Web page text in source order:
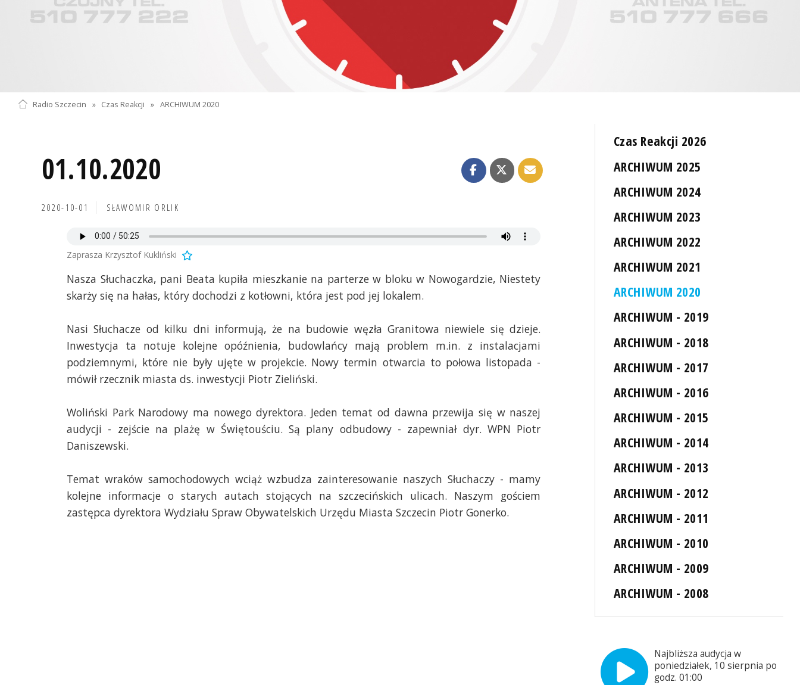
Radio Szczecin » Czas Reakcji » ARCHIWUM 2020
01.10.2020
2020-10-01 SŁAWOMIR ORLIK
Zaprasza Krzysztof Kukliński
Nasza Słuchaczka, pani Beata kupiła mieszkanie na parterze w bloku w Nowogardzie, Niestety
skarży się na hałas, który dochodzi z kotłowni, która jest pod jej lokalem.
Nasi Słuchacze od kilku dni informują, że na budowie węzła Granitowa niewiele się dzieje.
Inwestycja ta notuje kolejne opóźnienia, budowlańcy mają problem m.in. z instalacjami
podziemnymi, które nie były ujęte w projekcie. Nowy termin otwarcia to połowa listopada -
mówił rzecznik miasta ds. inwestycji Piotr Zieliński.
Woliński Park Narodowy ma nowego dyrektora. Jeden temat od dawna przewija się w naszej
audycji - zejście na plażę w Świętouściu. Są plany odbudowy - zapewniał dyr. WPN Piotr
Daniszewski.
Temat wraków samochodowych wciąż wzbudza zainteresowanie naszych Słuchaczy - mamy
kolejne informacje o starych autach stojących na szczecińskich ulicach. Naszym gościem
zastępca dyrektora Wydziału Spraw Obywatelskich Urzędu Miasta Szczecin Piotr Gonerko.
Czas Reakcji 2026
ARCHIWUM 2025
ARCHIWUM 2024
ARCHIWUM 2023
ARCHIWUM 2022
ARCHIWUM 2021
ARCHIWUM 2020
ARCHIWUM - 2019
ARCHIWUM - 2018
ARCHIWUM - 2017
ARCHIWUM - 2016
ARCHIWUM - 2015
ARCHIWUM - 2014
ARCHIWUM - 2013
ARCHIWUM - 2012
ARCHIWUM - 2011
ARCHIWUM - 2010
ARCHIWUM - 2009
ARCHIWUM - 2008
Najbliższa audycja w
poniedziałek, 10 sierpnia po
godz. 01:00